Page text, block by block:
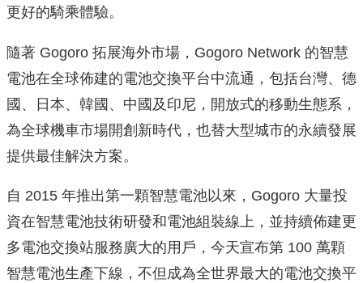
更好的騎乘體驗。
隨著 Gogoro 拓展海外市場，Gogoro Network 的智慧
電池在全球佈建的電池交換平台中流通，包括台灣、德
國、日本、韓國、中國及印尼，開放式的移動生態系，
為全球機車市場開創新時代，也替大型城市的永續發展
提供最佳解決方案。
自 2015 年推出第一顆智慧電池以來，Gogoro 大量投
資在智慧電池技術研發和電池組裝線上，並持續佈建更
多電池交換站服務廣大的用戶，今天宣布第 100 萬顆
智慧電池生產下線，不但成為全世界最大的電池交換平